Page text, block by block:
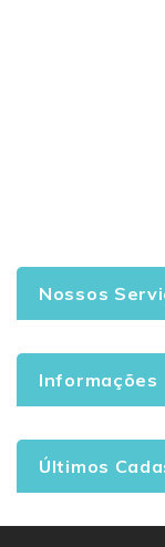
Nossos
Informações
Últimos